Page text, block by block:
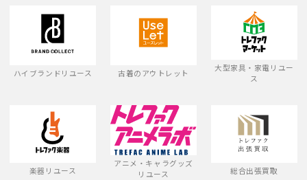
ハイブランドリユース 古着のアウトレット
大型家具・家電リユー
ス
楽器リユース
アニメ・キャラグッズ
リユース
総合出張買取